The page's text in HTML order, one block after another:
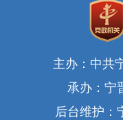
主办：中共
承办：宁
后台维护：